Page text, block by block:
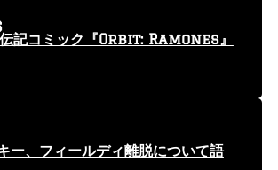
記コミック『Orbit: Ramones』
ー、フィールディ離脱について語